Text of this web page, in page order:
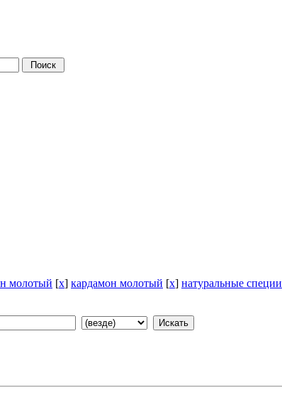
молотый [x] кардамон молотый [x] натуральные специи